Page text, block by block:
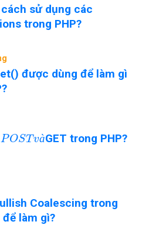
sử dụng các
trong PHP?
được dùng để làm gì
à
POSTv àGET trong PHP?
Coalescing trong
để làm gì?